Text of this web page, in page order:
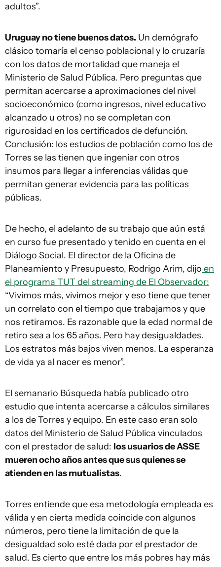
adultos”.
Uruguay no tiene buenos datos. Un demógrafo
clásico tomaría el censo poblacional y lo cruzaría
con los datos de mortalidad que maneja el
Ministerio de Salud Pública. Pero preguntas que
permitan acercarse a aproximaciones del nivel
socioeconómico (como ingresos, nivel educativo
alcanzado u otros) no se completan con
rigurosidad en los certificados de defunción.
Conclusión: los estudios de población como los de
Torres se las tienen que ingeniar con otros
insumos para llegar a inferencias válidas que
permitan generar evidencia para las políticas
públicas.
De hecho, el adelanto de su trabajo que aún está
en curso fue presentado y tenido en cuenta en el
Diálogo Social. El director de la Oficina de
Planeamiento y Presupuesto, Rodrigo Arim, dijo en
el programa TUT del streaming de El Observador:
“Vivimos más, vivimos mejor y eso tiene que tener
un correlato con el tiempo que trabajamos y que
nos retiramos. Es razonable que la edad normal de
retiro sea a los 65 años. Pero hay desigualdades.
Los estratos más bajos viven menos. La esperanza
de vida ya al nacer es menor”.
El semanario Búsqueda había publicado otro
estudio que intenta acercarse a cálculos similares
a los de Torres y equipo. En este caso eran solo
datos del Ministerio de Salud Pública vinculados
con el prestador de salud: los usuarios de ASSE
mueren ocho años antes que sus quienes se
atienden en las mutualistas.
Torres entiende que esa metodología empleada es
válida y en cierta medida coincide con algunos
números, pero tiene la limitación de que la
desigualdad solo esté dada por el prestador de
salud. Es cierto que entre los más pobres hay más